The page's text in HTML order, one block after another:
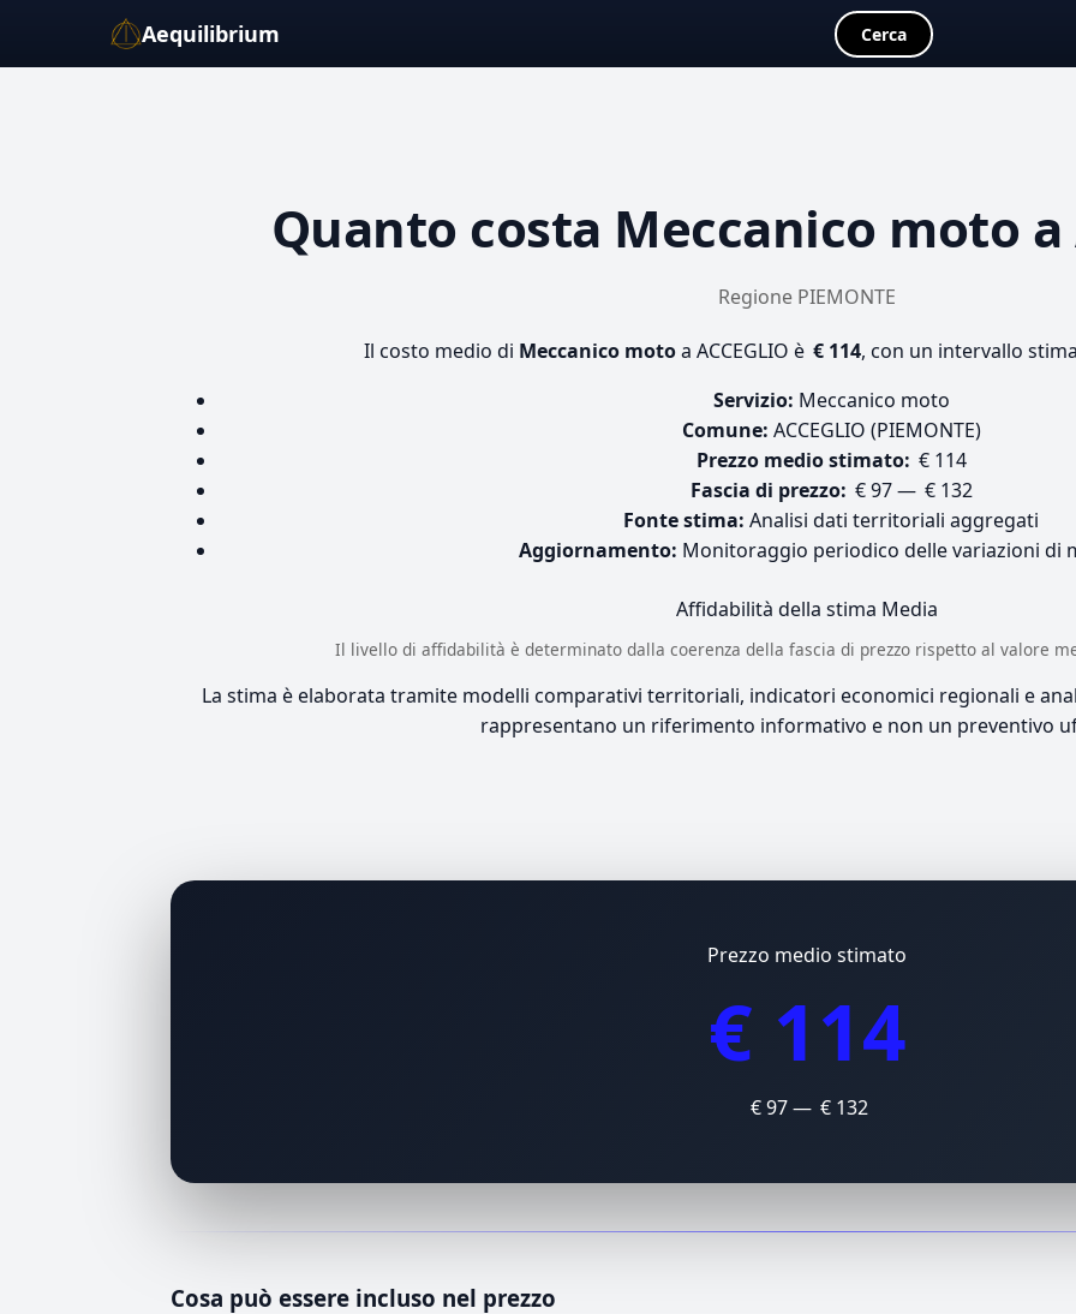
Aequilibrium Cerca
Quanto costa Meccanico moto a
Regione PIEMONTE
Il costo medio di Meccanico motoa ACCEGLIO è € 114, con un intervallo
Servizio: Meccanico moto
Comune: ACCEGLIO (PIEMONTE)
Prezzo medio stimato: € 114
Fascia di prezzo: € 97 — € 132
Fonte stima: Analisi dati territoriali aggregati
Aggiornamento: Monitoraggio periodico delle variazioni di
Affidabilità della stima Media
Il livello di affidabilità è determinato dalla coerenza della fascia di prezzo rispetto al valore
La stima è elaborata tramite modelli comparativi territoriali, indicatori economici regionali e
rappresentano un riferimento informativo e non un preventivo
Prezzo medio stimato
€ 114
€ 97 — € 132
Cosa può essere incluso nel prezzo